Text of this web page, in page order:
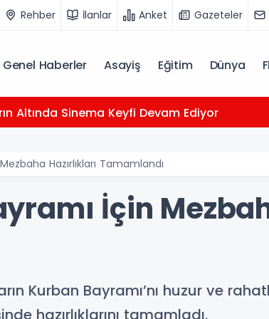
Rehber İlanlar Anket Gazeteler
Genel Haberler Asayiş Eğitim Dünya
Altında Sinema Keyfi Devam Ediyor
Hazırlıkları Tamamlandı
İçin
Kurban Bayramı’nı huzur ve
hazırlıklarını tamamladı.